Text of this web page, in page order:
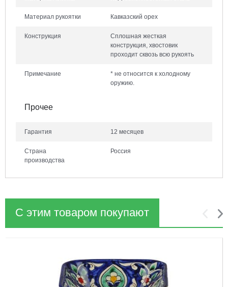
Материал рукоятки Кавказский орех
Конструкция
Сплошная жесткая
конструкция, хвостовик
проходит сквозь всю рукоять
Примечание
* не относится к холодному
оружию.
Прочее
Гарантия 12 месяцев
Страна
производства
Россия
С этим товаром покупают